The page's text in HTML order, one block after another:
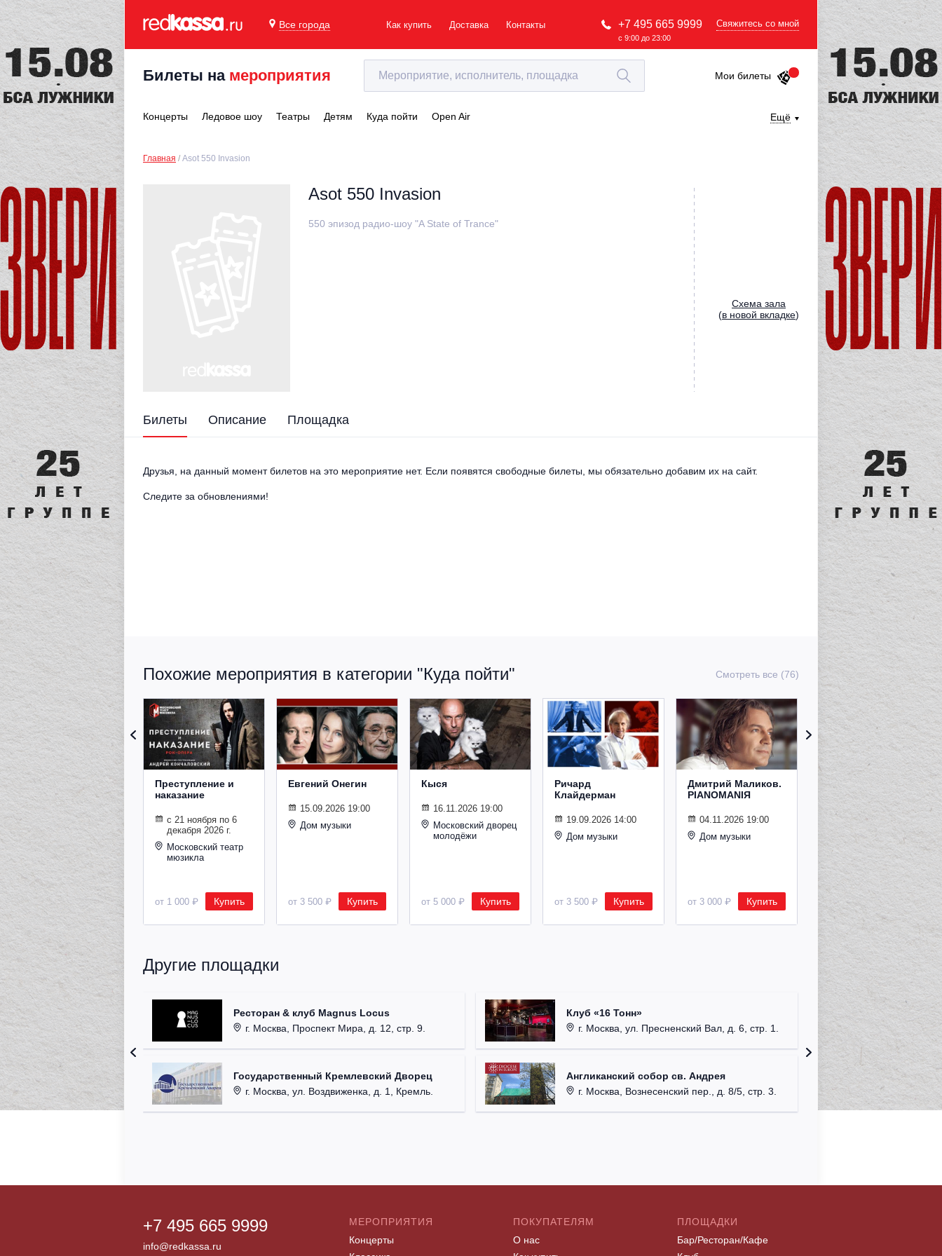
Все города Как купить Доставка Контакты +7 495 665 9999
с 9:00 до 23:00
Свяжитесь со мной
Билеты на мероприятия Мои билеты
Концерты Ледовое шоу Театры Детям Куда пойти Open Air Ещё
Главная Asot 550 Invasion
Asot 550 Invasion
550 эпизод радио-шоу "A State of Trance"
Cхема зала
(в новой вкладке)
Билеты Описание Площадка
Друзья, на данный момент билетов на это мероприятие нет. Если появятся свободные билеты, мы обязательно добавим их на сайт.
Следите за обновлениями!
Похожие мероприятия в категории "Куда пойти" Смотреть все (76)
Преступление и
наказание
с 21 ноября по 6
декабря 2026 г.
Московский театр
мюзикла
от 1 000 ₽ Купить
Евгений Онегин
15.09.2026 19:00
Дом музыки
от 3 500 ₽ Купить
Кыся
16.11.2026 19:00
Московский дворец
молодёжи
от 5 000 ₽ Купить
Ричард
Клайдерман
19.09.2026 14:00
Дом музыки
от 3 500 ₽ Купить
Дмитрий Маликов.
PIANOMANIЯ
04.11.2026 19:00
Дом музыки
от 3 000 ₽ Купить
Рождественский
концерт
Владимира
Спивакова
24.12.2026 19:00
Дом музыки
от 8 500 ₽ Купить
Другие площадки
Ресторан & клуб Magnus Locus
г. Москва, Проспект Мира, д. 12, стр. 9.
Государственный Кремлевский Дворец
г. Москва, ул. Воздвиженка, д. 1, Кремль.
Клуб «16 Тонн»
г. Москва, ул. Пресненский Вал, д. 6, стр. 1.
Англиканский собор св. Андрея
г. Москва, Вознесенский пер., д. 8/5, стр. 3.
Римско-
г.
Храм
г.
+7 495 665 9999
info@redkassa.ru
МЕРОПРИЯТИЯ
Концерты
ПОКУПАТЕЛЯМ
О нас
ПЛОЩАДКИ
Бар/Ресторан/Кафе